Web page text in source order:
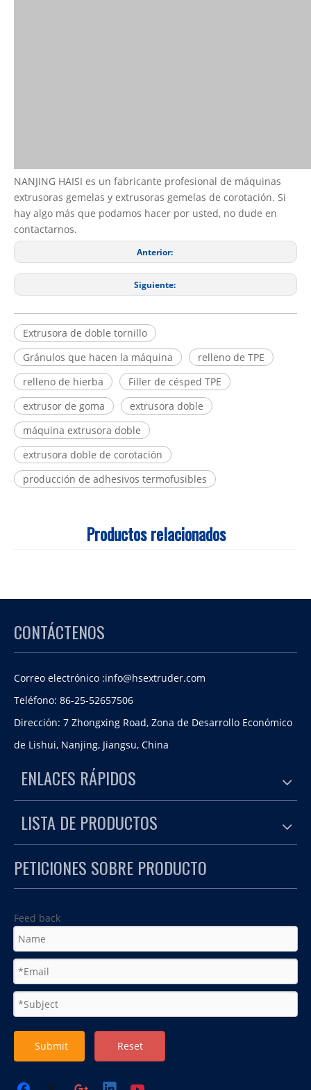
NANJING HAISI es un fabricante profesional de máquinas
extrusoras gemelas y extrusoras gemelas de corotación. Si
hay algo más que podamos hacer por usted, no dude en
contactarnos.
Anterior:
Siguiente:
Extrusora de doble tornillo
Gránulos que hacen la máquina
relleno de TPE
relleno de hierba
Filler de césped TPE
extrusor de goma
extrusora doble
máquina extrusora doble
extrusora doble de corotación
producción de adhesivos termofusibles
Productos relacionados
CONTÁCTENOS
Correo electrónico :info@hsextruder.com
Teléfono: 86-25-52657506
Dirección: 7 Zhongxing Road, Zona de Desarrollo Económico
de Lishui, Nanjing, Jiangsu, China
ENLACES RÁPIDOS
LISTA DE PRODUCTOS
PETICIONES SOBRE PRODUCTO
Feed back
Submit Reset